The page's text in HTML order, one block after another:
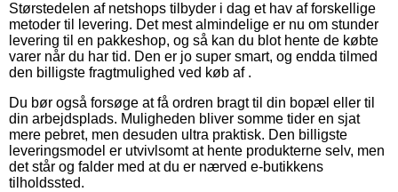
Størstedelen af netshops tilbyder i dag et hav af forskellige
metoder til levering. Det mest almindelige er nu om stunder
levering til en pakkeshop, og så kan du blot hente de købte
varer når du har tid. Den er jo super smart, og endda tilmed
den billigste fragtmulighed ved køb af .
Du bør også forsøge at få ordren bragt til din bopæl eller til
din arbejdsplads. Muligheden bliver somme tider en sjat
mere pebret, men desuden ultra praktisk. Den billigste
leveringsmodel er utvivlsomt at hente produkterne selv, men
det står og falder med at du er nærved e-butikkens
tilholdssted.